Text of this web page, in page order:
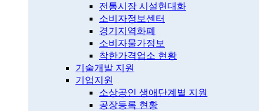
전통시장 시설현대화
소비자정보센터
경기지역화폐
소비자물가정보
착한가격업소 현황
기술개발 지원
기업지원
소상공인 생애단계별 지원
공장등록 현황